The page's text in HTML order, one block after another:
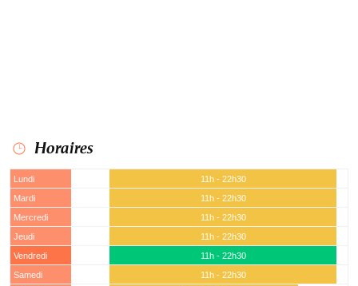
Horaires
Lundi
11h - 22h30
Mardi
11h - 22h30
Mercredi
11h - 22h30
Jeudi
11h - 22h30
Vendredi
11h - 22h30
Samedi
11h - 22h30